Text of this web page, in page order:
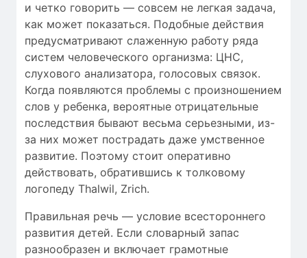
и четко говорить — совсем не легкая задача,
как может показаться. Подобные действия
предусматривают слаженную работу ряда
систем человеческого организма: ЦНС,
слухового анализатора, голосовых связок.
Когда появляются проблемы c произношением
слов у ребенка, вероятные отрицательные
последствия бывают весьма серьезными, из-
за них может пострадать даже умственное
развитие. Поэтому стоит оперативно
действовать, обратившись к толковому
логопеду Thalwil, Zrich.
Правильная речь — условие всестороннего
развития детей. Если словарный запас
разнообразен и включает грамотные